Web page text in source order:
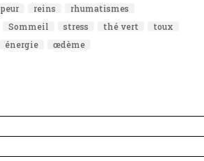
peur reins
rhumatismes
Sommeil stress thé vert
toux
énergie œdème